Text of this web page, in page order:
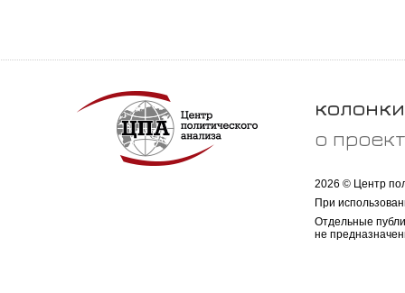
колонки
о
2026 © Центр
При
Отдельные
не